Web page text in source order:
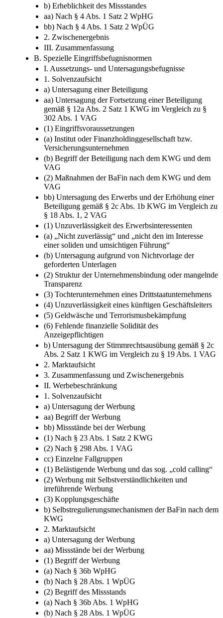
(b) Erhebliche Nachteile für den Wertpapiermarkt
(2) Gefährdung von Schutzgütern
b) Erheblichkeit des Missstandes
aa) Nach § 4 Abs. 1 Satz 2 WpHG
bb) Nach § 4 Abs. 1 Satz 2 WpÜG
2. Zwischenergebnis
III. Zusammenfassung
B. Spezielle Eingriffsbefugnisnormen
I. Aussetzungs- und Untersagungsbefugnisse
1. Solvenzaufsicht
a) Untersagung einer Beteiligung
aa) Untersagung der Fortsetzung einer Beteiligung
gemäß § 12a Abs. 2 Satz 1 KWG im Vergleich zu §
302 Abs. 1 VAG
(1) Eingriffsvoraussetzungen
(a) Institut oder Finanzholdinggesellschaft bzw.
Versicherungsunternehmen
(b) Begriff der Beteiligung nach dem KWG und dem
VAG
(2) Maßnahmen der BaFin nach dem KWG und dem
VAG
bb) Untersagung des Erwerbs und der Erhöhung einer
Beteiligung gemäß § 2c Abs. 1b KWG im Vergleich zu
§ 18 Abs. 1, 2 VAG
(1) Unzuverlässigkeit des Erwerbsinteressenten
(a) „Nicht zuverlässig“ und „nicht den im Interesse
einer soliden und umsichtigen Führung“
(b) Untersagung aufgrund von Nichtvorlage der
geforderten Unterlagen
(2) Struktur der Unternehmensbindung oder mangelnde
Transparenz
(3) Tochterunternehmen eines Drittstaatunternehmens
(4) Unzuverlässigkeit eines künftigen Geschäftsleiters
(5) Geldwäsche und Terrorismusbekämpfung
(6) Fehlende finanzielle Solidität des
Anzeigepflichtigen
b) Untersagung der Stimmrechtsausübung gemäß § 2c
Abs. 2 Satz 1 KWG im Vergleich zu § 19 Abs. 1 VAG
2. Marktaufsicht
3. Zusammenfassung und Zwischenergebnis
II. Werbebeschränkung
1. Solvenzaufsicht
a) Untersagung der Werbung
aa) Begriff der Werbung
bb) Missstände bei der Werbung
(1) Nach § 23 Abs. 1 Satz 2 KWG
(2) Nach § 298 Abs. 1 VAG
cc) Einzelne Fallgruppen
(1) Belästigende Werbung und das sog. „cold calling“
(2) Werbung mit Selbstverständlichkeiten und
irreführende Werbung
(3) Kopplungsgeschäfte
b) Selbstregulierungsmechanismen der BaFin nach dem
KWG
2. Marktaufsicht
a) Untersagung der Werbung
aa) Missstände bei der Werbung
(1) Begriff der Werbung
(a) Nach § 36b WpHG
(b) Nach § 28 Abs. 1 WpÜG
(2) Begriff des Missstands